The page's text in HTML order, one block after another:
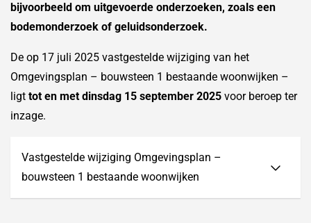
bijvoorbeeld om uitgevoerde onderzoeken, zoals een
bodemonderzoek of geluidsonderzoek.
De op 17 juli 2025 vastgestelde wijziging van het
Omgevingsplan – bouwsteen 1 bestaande woonwijken –
ligt tot en met dinsdag 15 september 2025 voor beroep ter
inzage.
Vastgestelde wijziging Omgevingsplan –
bouwsteen 1 bestaande woonwijken